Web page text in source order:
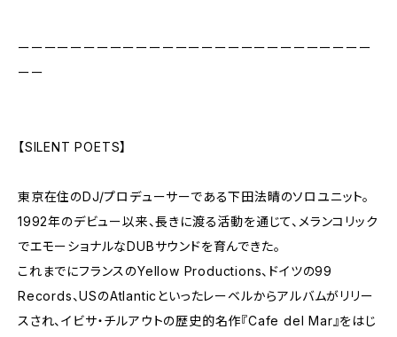
ーーーーーーーーーーーーーーーーーーーーーーーーーーー
ーー
【SILENT POETS】
東京在住のDJ/プロデューサーである下田法晴のソロユニット。
1992年のデビュー以来、長きに渡る活動を通じて、メランコリック
でエモーショナルなDUBサウンドを育んできた。
これまでにフランスのYellow Productions、ドイツの99
Records、USのAtlanticといったレーベルからアルバムがリリー
スされ、イビサ・チルアウトの歴史的名作『Cafe del Mar』をはじ